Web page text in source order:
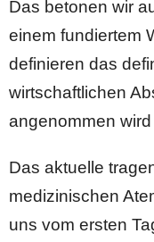
Das betonen wir
einem fundiertem
definieren das
wirtschaftlichen
angenommen
Das aktuelle
medizinischen
uns vom ersten